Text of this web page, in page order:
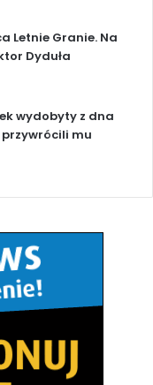
Letnie Granie. Na
Dyduła
wydobyty z dna
mu